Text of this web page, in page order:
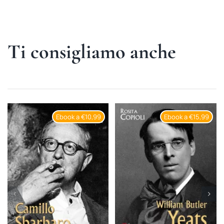
Ti consigliamo anche
Ebook a €10,99 Ebook a €15,99